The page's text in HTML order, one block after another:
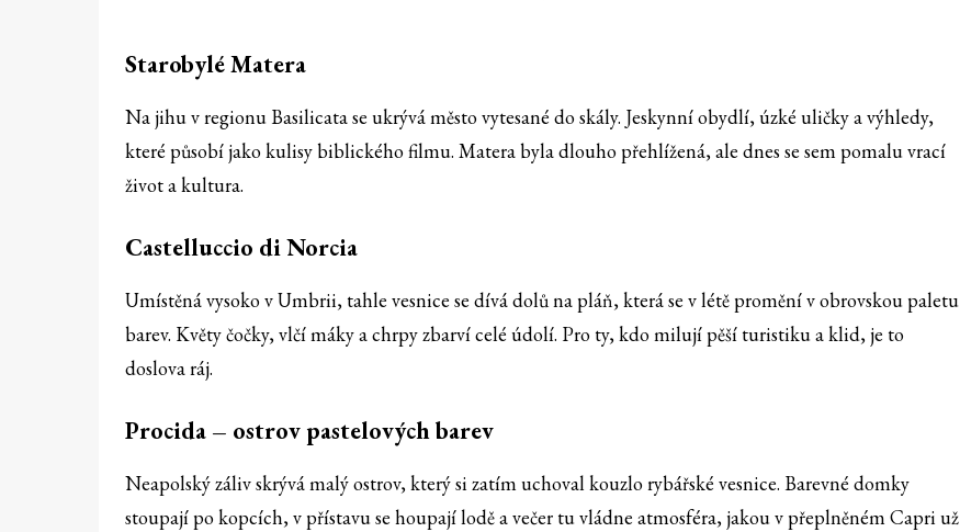
Starobylé Matera
Na jihu v regionu Basilicata se ukrývá město vytesané do skály. Jeskynní obydlí, úzké uličky a výhledy,
které působí jako kulisy biblického filmu. Matera byla dlouho přehlížená, ale dnes se sem pomalu vrací
život a kultura.
Castelluccio di Norcia
Umístěná vysoko v Umbrii, tahle vesnice se dívá dolů na pláň, která se v létě promění v obrovskou paletu
barev. Květy čočky, vlčí máky a chrpy zbarví celé údolí. Pro ty, kdo milují pěší turistiku a klid, je to
doslova ráj.
Procida – ostrov pastelových barev
Neapolský záliv skrývá malý ostrov, který si zatím uchoval kouzlo rybářské vesnice. Barevné domky
stoupají po kopcích, v přístavu se houpají lodě a večer tu vládne atmosféra, jakou v přeplněném Capri už